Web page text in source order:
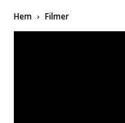
Hem Filmer